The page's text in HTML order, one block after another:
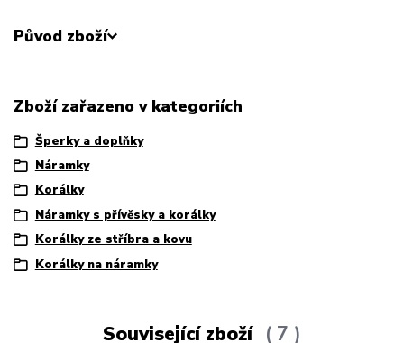
Původ zboží
Zboží zařazeno v kategoriích
Šperky a doplňky
Náramky
Korálky
Náramky s přívěsky a korálky
Korálky ze stříbra a kovu
Korálky na náramky
Související zboží 7